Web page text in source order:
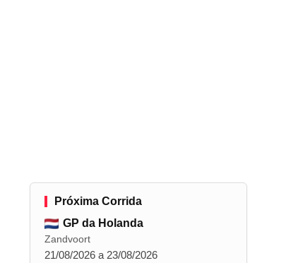
Próxima Corrida
GP da Holanda
Zandvoort
21/08/2026 a 23/08/2026